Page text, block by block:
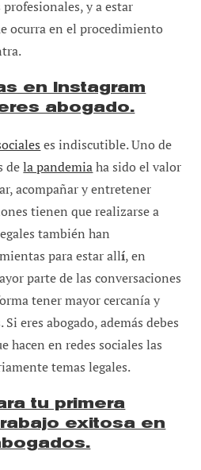
y a estar
ocurra en el procedimiento
en Instagram
abogado.
es indiscutible. Uno de
dela pandemiaha sido el valor
acompañar y entretener
tienen que realizarse a
también han
para estar allí, en
parte de las conversaciones
tener mayor cercanía y
eres abogado, además debes
hacen en redes sociales las
temas legales.
tu primera
exitosa en